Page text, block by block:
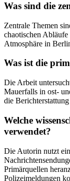
Was sind die
Zentrale Themen
chaotischen
Atmosphäre in
Was ist die
Die Arbeit
Mauerfalls in ost-
die
Welche
verwendet?
Die Autorin nutzt
Primärquellen
Polizeimeldungen